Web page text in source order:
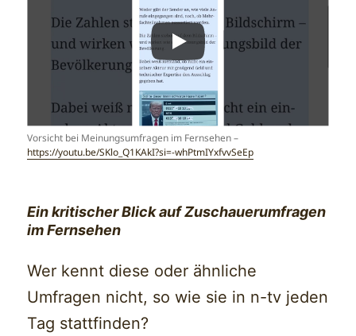
Vorsicht bei Meinungsumfragen im Fernsehen –
https://youtu.be/SKlo_Q1KAkI?si=-whPtmIYxfvvSeEp
Ein kritischer Blick auf Zuschauerumfragen
im Fernsehen
Wer kennt diese oder ähnliche
Umfragen nicht, so wie sie in n-tv jeden
Tag stattfinden?